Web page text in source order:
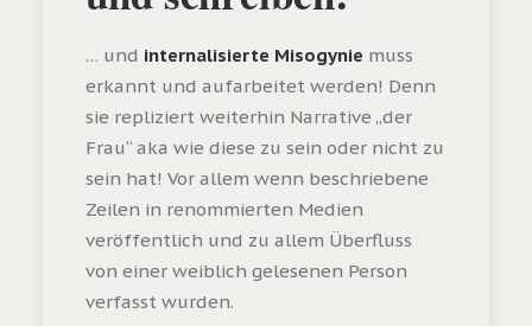
Vielen Dank an CUPRA und RAMP für die
… und internalisierte Misogynie muss
erkannt und aufarbeitet werden! Denn
sie repliziert weiterhin Narrative „der
Frau“ aka wie diese zu sein oder nicht zu
sein hat! Vor allem wenn beschriebene
Zeilen in renommierten Medien
veröffentlich und zu allem Überfluss
von einer weiblich gelesenen Person
verfasst wurden.